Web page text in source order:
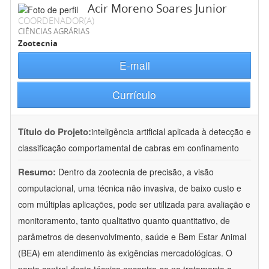
Acir Moreno Soares Junior
COORDENADOR(A)
CIÊNCIAS AGRÁRIAS
Zootecnia
E-mail
Currículo
Título do Projeto:inteligência artificial aplicada à detecção e
classificação comportamental de cabras em confinamento
Resumo: Dentro da zootecnia de precisão, a visão
computacional, uma técnica não invasiva, de baixo custo e
com múltiplas aplicações, pode ser utilizada para avaliação e
monitoramento, tanto qualitativo quanto quantitativo, de
parâmetros de desenvolvimento, saúde e Bem Estar Animal
(BEA) em atendimento às exigências mercadológicas. O